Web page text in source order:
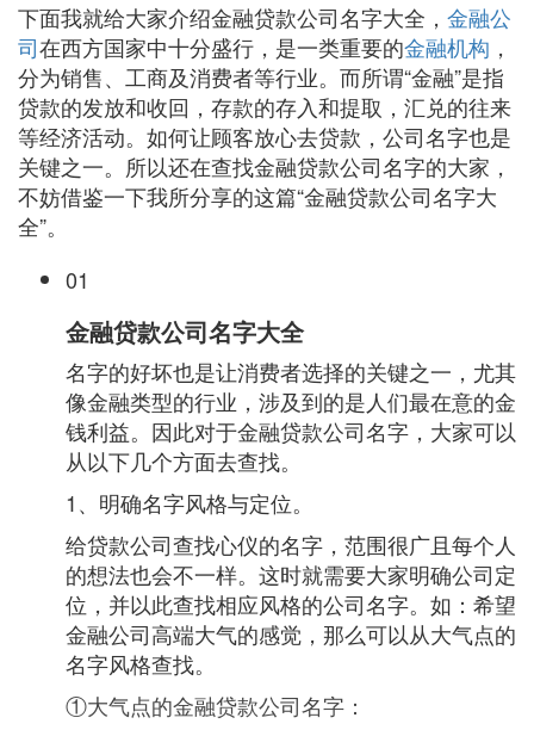
下面我就给大家介绍金融贷款公司名字大全， 金融公
司在西方国家中十分盛行，是一类重要的金融机构 ，
分为销售、工商及消费者等行业。而所谓“金融”是指
贷款的发放和收回，存款的存入和提取，汇兑的往来
等经济活动。如何让顾客放心去贷款，公司名字也是
关键之一。所以还在查找金融贷款公司名字的大家，
不妨借鉴一下我所分享的这篇“金融贷款公司名字大
全”。
01
金融贷款公司名字大全
名字的好坏也是让消费者选择的关键之一，尤其
像金融类型的行业，涉及到的是人们最在意的金
钱利益。因此对于金融贷款公司名字，大家可以
从以下几个方面去查找。
1、明确名字风格与定位。
给贷款公司查找心仪的名字，范围很广且每个人
的想法也会不一样。这时就需要大家明确公司定
位，并以此查找相应风格的公司名字。如：希望
金融公司高端大气的感觉，那么可以从大气点的
名字风格查找。
①大气点的金融贷款公司名字：